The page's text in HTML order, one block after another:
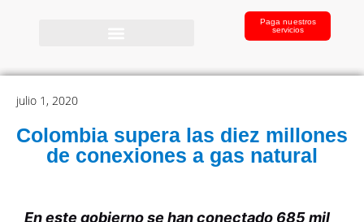
Paga nuestros
servicios
julio 1, 2020
Colombia supera las diez millones
de conexiones a gas natural
En este gobierno se han conectado 685 mil